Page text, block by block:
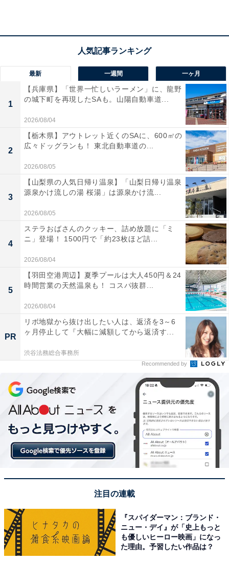
ず、在庫がなくなり次第終了する可能性もあります。
トーストだけでなく本格的なオーブン調理までマルチに
こなす、日立の「コンベクションオーブントースター
です。最大の特徴は、内蔵ファンで熱風を
循環させる「熱風対流（コンベクション）調理」と「遠
赤ヒーター」の組み合わせ。庫内全体の温度を均一に保
ち、食材の旨味を閉じ込めながら
外はカリッと、中はジ
ューシーに焼き上げます。
庫内は広々としており、食パンなら一度に4枚、直径約
25cmのピザも丸ごと焼ける
大容量サイズ。1300Wのハ
イパワーに加え、40℃の低温から250℃の高音まで細か
く温度調節ができるため、毎日のトーストはもちろん、
油を使わないヘルシーな「ノンフライ調理」、さらには
手作りパンの発酵から焼き上げまでこれ1台で楽しめま
す。マットで高級感のあるストーンブラックのデザイン
は、どんなキッチンにもおしゃれに馴染んでくれます！
日立「HMO-F200」の口コミは？
日立「HMO-F200」には以下のような口コミが寄せられ
ています。
熱風で焼くせいか、普通のトースターより食パンが
サクサク・モチモチに仕上がって毎日の朝食が楽し
みになりました。4枚同時に焼けるので家族が多く
ても助かります
スーパーの惣菜（唐揚げや天ぷら）を「ノンフラ
イ」モードで温め直すと、余分な油が落ちて出来立
てのようにサクサクになります。これだけでも買っ
た価値がありました
最新 一週間 一ヶ月
1
【兵庫県】「世界一忙しいラーメン」に、龍野
の城下町を再現したSAも。山陽自動車道...
2026/08/04
2
【栃木県】アウトレット近くのSAに、600㎡の
広々ドッグランも！ 東北自動車道の...
2026/08/05
3
【山梨県の人気日帰り温泉】「山梨日帰り温泉
源泉かけ流しの湯 桜湯」は源泉かけ流...
2026/08/05
4
ステラおばさんのクッキー、詰め放題に「ミ
ニ」登場！ 1500円で「約23枚ほど詰...
2026/08/04
5
【羽田空港周辺】夏季プールは大人450円＆24
時間営業の天然温泉も！ コスパ抜群...
2026/08/04
PR
リボ地獄から抜け出したい人は、返済を3～6
ヶ月停止して『大幅に減額してから返済す...
渋谷法務総合事務所
Recommended by
注目の連載
『スパイダーマン：ブランド・
ニュー・デイ』が「史上もっと
も優しいヒーロー映画」になっ
た理由。予習したい作品は？